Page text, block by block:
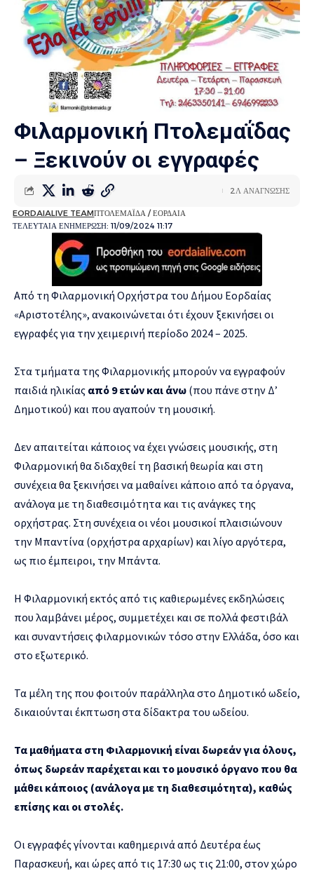
Φιλαρμονική Πτολεμαΐδας
– Ξεκινούν οι εγγραφές
ΤΕΛΕΥΤΑΙΑ ΕΝΗΜΕΡΩΣΗ: 11/09/2024 11:17
EORDAIALIVE TEAMΠΤΟΛΕΜΑΪΔΑ / ΕΟΡΔΑΙΑ
2Λ ΑΝΑΓΝΩΣΗΣ
Από τη Φιλαρμονική Ορχήστρα του Δήμου Εορδαίας
«Αριστοτέλης», ανακοινώνεται ότι έχουν ξεκινήσει οι
εγγραφές για την χειμερινή περίοδο 2024 – 2025.
Στα τμήματα της Φιλαρμονικής μπορούν να εγγραφούν
παιδιά ηλικίας από 9 ετών και άνω (που πάνε στην Δ’
Δημοτικού) και που αγαπούν τη μουσική.
Δεν απαιτείται κάποιος να έχει γνώσεις μουσικής, στη
Φιλαρμονική θα διδαχθεί τη βασική θεωρία και στη
συνέχεια θα ξεκινήσει να μαθαίνει κάποιο από τα όργανα,
ανάλογα με τη διαθεσιμότητα και τις ανάγκες της
ορχήστρας. Στη συνέχεια οι νέοι μουσικοί πλαισιώνουν
την Μπαντίνα (ορχήστρα αρχαρίων) και λίγο αργότερα,
ως πιο έμπειροι, την Μπάντα.
Η Φιλαρμονική εκτός από τις καθιερωμένες εκδηλώσεις
που λαμβάνει μέρος, συμμετέχει και σε πολλά φεστιβάλ
και συναντήσεις φιλαρμονικών τόσο στην Ελλάδα, όσο και
στο εξωτερικό.
Τα μέλη της που φοιτούν παράλληλα στο Δημοτικό ωδείο,
δικαιούνται έκπτωση στα δίδακτρα του ωδείου.
Τα μαθήματα στη Φιλαρμονική είναι δωρεάν για όλους,
όπως δωρεάν παρέχεται και το μουσικό όργανο που θα
μάθει κάποιος (ανάλογα με τη διαθεσιμότητα), καθώς
επίσης και οι στολές.
Οι εγγραφές γίνονται καθημερινά από Δευτέρα έως
Παρασκευή, και ώρες από τις 17:30 ως τις 21:00, στον χώρο